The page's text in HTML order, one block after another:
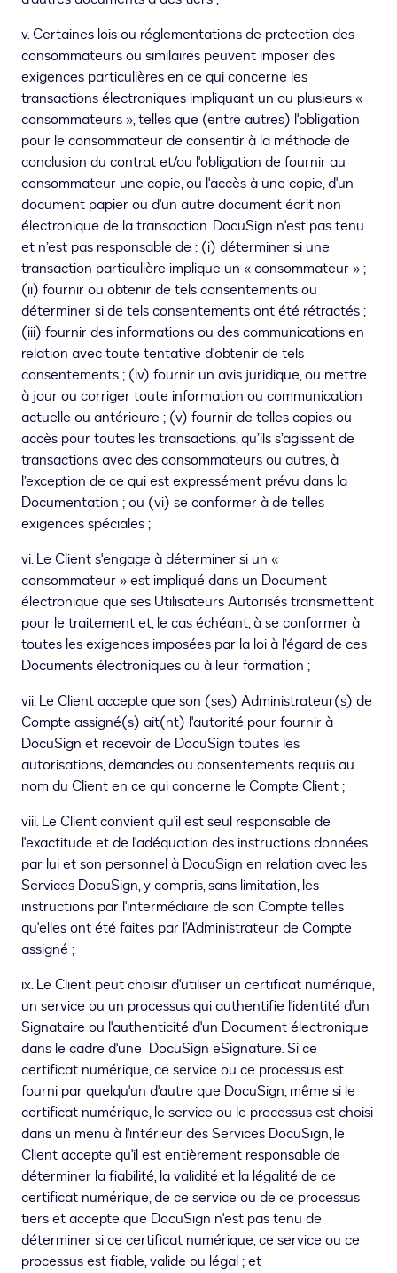
v. Certaines lois ou réglementations de protection des
consommateurs ou similaires peuvent imposer des
exigences particulières en ce qui concerne les
transactions électroniques impliquant un ou plusieurs «
consommateurs », telles que (entre autres) l'obligation
pour le consommateur de consentir à la méthode de
conclusion du contrat et/ou l'obligation de fournir au
consommateur une copie, ou l'accès à une copie, d'un
document papier ou d'un autre document écrit non
électronique de la transaction. DocuSign n'est pas tenu
et n’est pas responsable de : (i) déterminer si une
transaction particulière implique un « consommateur » ;
(ii) fournir ou obtenir de tels consentements ou
déterminer si de tels consentements ont été rétractés ;
(iii) fournir des informations ou des communications en
relation avec toute tentative d'obtenir de tels
consentements ; (iv) fournir un avis juridique, ou mettre
à jour ou corriger toute information ou communication
actuelle ou antérieure ; (v) fournir de telles copies ou
accès pour toutes les transactions, qu’ils s’agissent de
transactions avec des consommateurs ou autres, à
l’exception de ce qui est expressément prévu dans la
Documentation ; ou (vi) se conformer à de telles
exigences spéciales ;
vi. Le Client s'engage à déterminer si un «
consommateur » est impliqué dans un Document
électronique que ses Utilisateurs Autorisés transmettent
pour le traitement et, le cas échéant, à se conformer à
toutes les exigences imposées par la loi à l’égard de ces
Documents électroniques ou à leur formation ;
vii. Le Client accepte que son (ses) Administrateur(s) de
Compte assigné(s) ait(nt) l'autorité pour fournir à
DocuSign et recevoir de DocuSign toutes les
autorisations, demandes ou consentements requis au
nom du Client en ce qui concerne le Compte Client ;
viii. Le Client convient qu'il est seul responsable de
l'exactitude et de l'adéquation des instructions données
par lui et son personnel à DocuSign en relation avec les
Services DocuSign, y compris, sans limitation, les
instructions par l'intermédiaire de son Compte telles
qu'elles ont été faites par l'Administrateur de Compte
assigné ;
ix. Le Client peut choisir d'utiliser un certificat numérique,
un service ou un processus qui authentifie l'identité d'un
Signataire ou l'authenticité d'un Document électronique
dans le cadre d'une DocuSign eSignature. Si ce
certificat numérique, ce service ou ce processus est
fourni par quelqu'un d'autre que DocuSign, même si le
certificat numérique, le service ou le processus est choisi
dans un menu à l'intérieur des Services DocuSign, le
Client accepte qu'il est entièrement responsable de
déterminer la fiabilité, la validité et la légalité de ce
certificat numérique, de ce service ou de ce processus
tiers et accepte que DocuSign n'est pas tenu de
déterminer si ce certificat numérique, ce service ou ce
processus est fiable, valide ou légal ; et